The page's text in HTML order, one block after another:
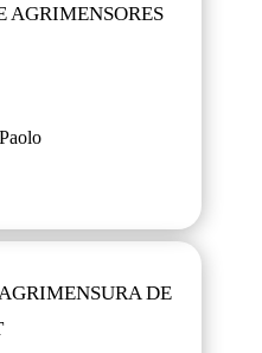
AGRIMENSORES
DE